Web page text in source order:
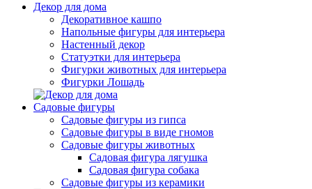
Декор для дома
Декоративное кашпо
Напольные фигуры для интерьера
Настенный декор
Статуэтки для интерьера
Фигурки животных для интерьера
Фигурки Лошадь
Садовые фигуры
Садовые фигуры из гипса
Садовые фигуры в виде гномов
Садовые фигуры животных
Садовая фигура лягушка
Садовая фигура собака
Садовые фигуры из керамики